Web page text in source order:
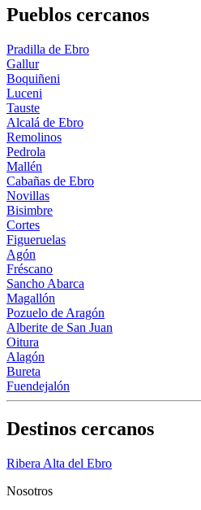
Pueblos cercanos
Pradilla de Ebro
Gallur
Boquiñeni
Luceni
Tauste
Alcalá de Ebro
Remolinos
Pedrola
Mallén
Cabañas de Ebro
Novillas
Bisimbre
Cortes
Figueruelas
Agón
Fréscano
Sancho Abarca
Magallón
Pozuelo de Aragón
Alberite de San Juan
Oitura
Alagón
Bureta
Fuendejalón
Destinos cercanos
Ribera Alta del Ebro
Nosotros